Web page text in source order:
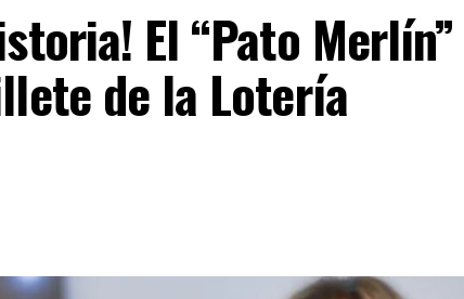
El “Pato Merlín”
de la Lotería